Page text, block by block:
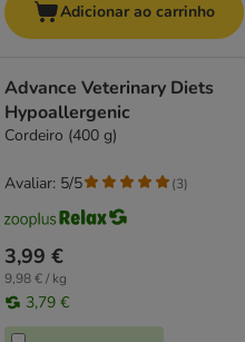
Adicionar ao carrinho
Advance Veterinary Diets
Hypoallergenic
Cordeiro (400 g)
3,99 €
9,98 € / kg
3,79 €
Avaliar: 5/5 (3)